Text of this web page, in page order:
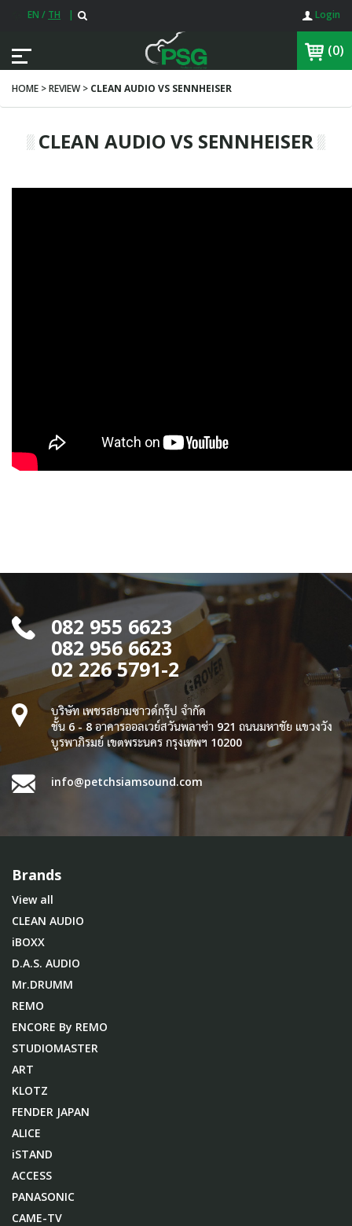
EN / TH | Login
(0)
HOME > REVIEW > CLEAN AUDIO VS SENNHEISER
CLEAN AUDIO VS SENNHEISER
082 955 6623
082 956 6623
02 226 5791-2
บริษัท เพชรสยามซาวด์กรุ๊ป จำกัด
ชั้น 6 - 8 อาคารออลเวย์สวันพลาซ่า 921 ถนนมหาชัย แขวงวัง
บูรพาภิรมย์ เขตพระนคร กรุงเทพฯ 10200
info@petchsiamsound.com
Brands
View all
CLEAN AUDIO
iBOXX
D.A.S. AUDIO
Mr.DRUMM
REMO
ENCORE By REMO
STUDIOMASTER
ART
KLOTZ
FENDER JAPAN
ALICE
iSTAND
ACCESS
PANASONIC
CAME-TV